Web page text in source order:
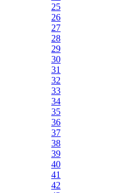
25
26
27
28
29
30
31
32
33
34
35
36
37
38
39
40
41
42